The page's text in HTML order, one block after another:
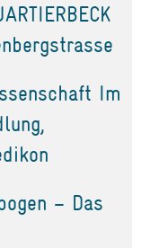
Im
– Das